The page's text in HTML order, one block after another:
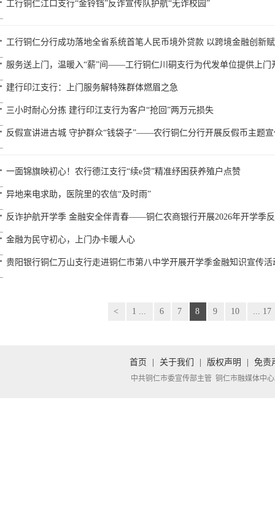
工行铜仁江口支行“金铃铛”反诈宣传队护航“无诈校园”
工行铜仁分行成功落地全省系统首笔人民币境外贷款 以跨境金融创新
服务送上门，温暖入“薪”间——工行铜仁川硐支行为代发单位提供上门
建行印江支行：上门服务解特殊群体燃眉之急
三小时耐心分拣 建行印江支行为客户“抢回”两万元损失
反假宣讲进古城 守护群众“钱袋子”——农行铜仁分行开展反假币主题
一面锦旗映初心！农行德江支行“续e贷”精准纾困获养殖户点赞
异地来电求助，医院里的农信“及时雨”
反诈护航开学季 金融安全伴青春——铜仁农商银行开展2026年开学季
金融为民守初心，上门办卡暖人心
贵阳银行铜仁万山支行走进铜仁市第八中学开展开学季金融知识宣传活
< 1 ... 6 7 8 9 10 ... 17
首页 关于我们 版权声明 免责
中共铜仁市委宣传部主管 铜仁市融媒体中心